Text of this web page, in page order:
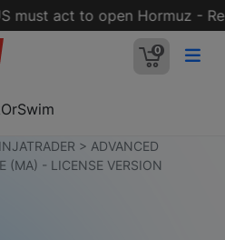
act to open Hormuz -
0
> ADVANCED
(MA) - LICENSE VERSION